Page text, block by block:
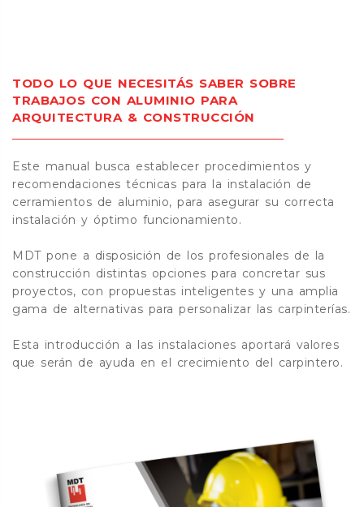
TODO LO QUE NECESITÁS SABER SOBRE
TRABAJOS CON ALUMINIO PARA
ARQUITECTURA & CONSTRUCCIÓN
Este manual busca establecer procedimientos y
recomendaciones técnicas para la instalación de
cerramientos de aluminio, para asegurar su correcta
instalación y óptimo funcionamiento.
MDT pone a disposición de los profesionales de la
construcción distintas opciones para concretar sus
proyectos, con propuestas inteligentes y una amplia
gama de alternativas para personalizar las carpinterías.
Esta introducción a las instalaciones aportará valores
que serán de ayuda en el crecimiento del carpintero.